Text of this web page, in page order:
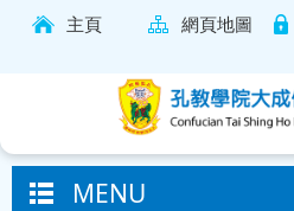
主頁 網頁地圖
MENU